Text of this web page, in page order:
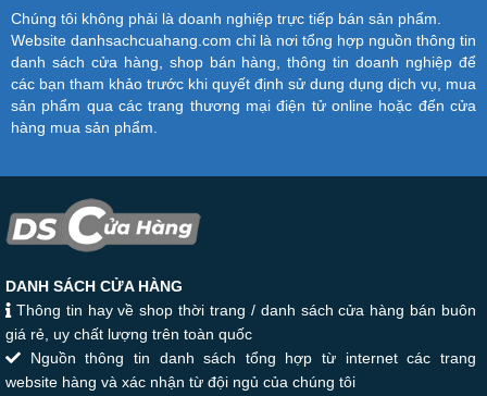
Chúng tôi không phải là doanh nghiệp trực tiếp bán sản phẩm.
Website danhsachcuahang.com chỉ là nơi tổng hợp nguồn thông tin
danh sách cửa hàng, shop bán hàng, thông tin doanh nghiệp để
các bạn tham khảo trước khi quyết định sử dung dụng dịch vụ, mua
sản phẩm qua các trang thương mại điện tử online hoặc đến cửa
hàng mua sản phẩm.
DANH SÁCH CỬA HÀNG
Thông tin hay về shop thời trang / danh sách cửa hàng bán buôn
giá rẻ, uy chất lượng trên toàn quốc
Nguồn thông tin danh sách tổng hợp từ internet các trang
website hàng và xác nhận từ đội ngủ của chúng tôi